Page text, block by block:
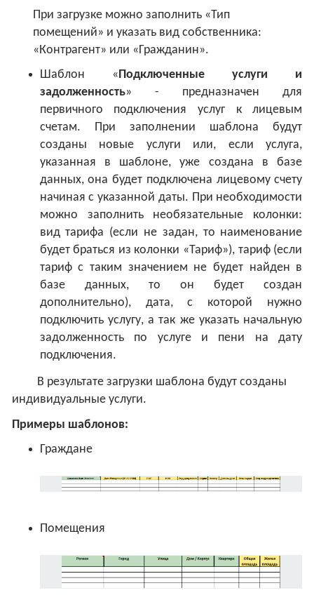
При загрузке можно заполнить «Тип
помещений» и указать вид собственника:
«Контрагент» или «Гражданин».
Шаблон «Подключенные услуги и
задолженность» - предназначен для
первичного подключения услуг к лицевым
счетам. При заполнении шаблона будут
созданы новые услуги или, если услуга,
указанная в шаблоне, уже создана в базе
данных, она будет подключена лицевому счету
начиная с указанной даты. При необходимости
можно заполнить необязательные колонки:
вид тарифа (если не задан, то наименование
будет браться из колонки «Тариф»), тариф (если
тариф с таким значением не будет найден в
базе данных, то он будет создан
дополнительно), дата, с которой нужно
подключить услугу, а так же указать начальную
задолженность по услуге и пени на дату
подключения.
В результате загрузки шаблона будут созданы
индивидуальные услуги.
Примеры шаблонов:
Граждане
Помещения